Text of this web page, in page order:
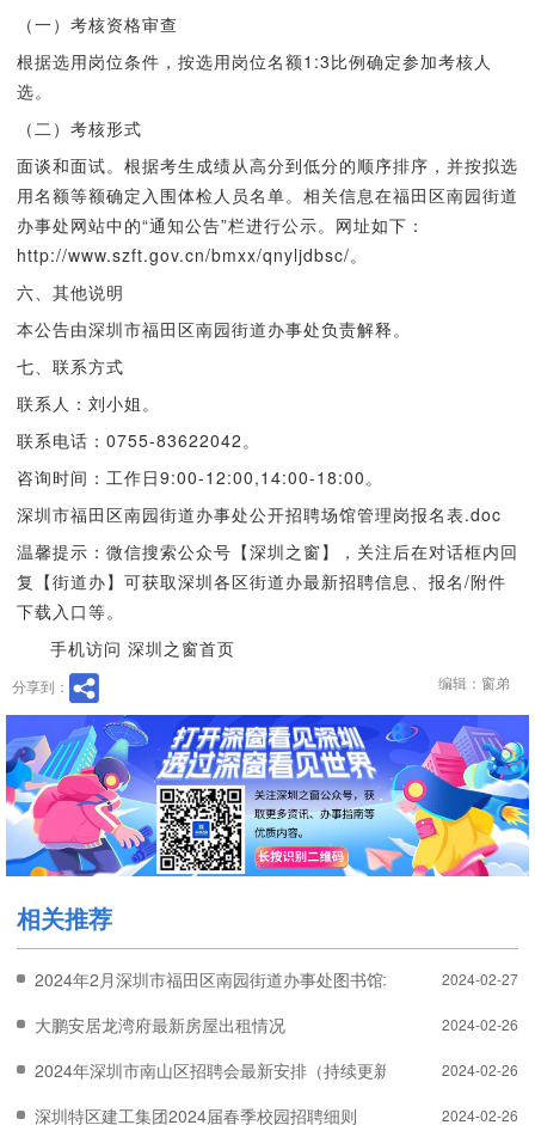
（一）考核资格审查
根据选用岗位条件，按选用岗位名额1:3比例确定参加考核人
选。
（二）考核形式
面谈和面试。根据考生成绩从高分到低分的顺序排序，并按拟选
用名额等额确定入围体检人员名单。相关信息在福田区南园街道
办事处网站中的“通知公告”栏进行公示。网址如下：
http://www.szft.gov.cn/bmxx/qnyljdbsc/。
六、其他说明
本公告由深圳市福田区南园街道办事处负责解释。
七、联系方式
联系人：刘小姐。
联系电话：0755-83622042。
咨询时间：工作日9:00-12:00,14:00-18:00。
深圳市福田区南园街道办事处公开招聘场馆管理岗报名表.doc
温馨提示：微信搜索公众号【深圳之窗】，关注后在对话框内回
复【街道办】可获取深圳各区街道办最新招聘信息、报名/附件
下载入口等。
手机访问 深圳之窗首页
分享到： 编辑：窗弟
相关推荐
2024年2月深圳市福田区南园街道办事处图书馆场馆管理岗位招聘
2024-02-27
大鹏安居龙湾府最新房屋出租情况 2024-02-26
2024年深圳市南山区招聘会最新安排（持续更新中） 2024-02-26
深圳特区建工集团2024届春季校园招聘细则 2024-02-26